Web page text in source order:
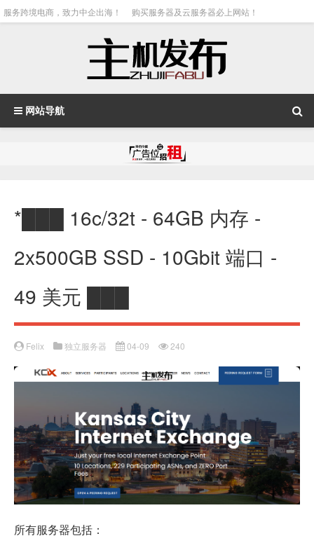
服务跨境电商，致力中企出海！ 购买服务器及云服务器必上网站！
网站导航
*███ 16c/32t - 64GB 内存 -
2x500GB SSD - 10Gbit 端口 -
49 美元 ███
Felix 独立服务器 04-09 240
所有服务器包括：